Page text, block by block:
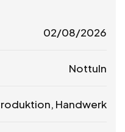
02/08/2026
Nottuln
Handwerk